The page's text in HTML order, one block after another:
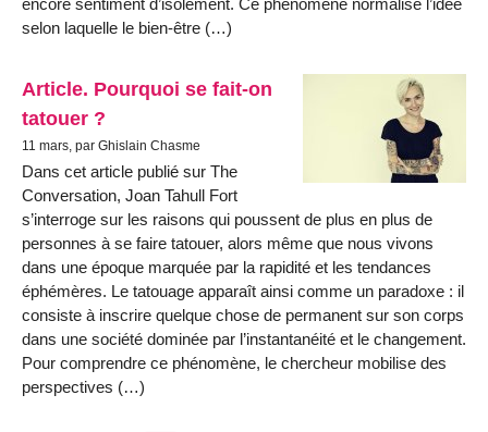
encore sentiment d’isolement. Ce phénomène normalise l’idée
selon laquelle le bien-être (…)
Article. Pourquoi se fait-on
tatouer ?
11 mars, par Ghislain Chasme
Dans cet article publié sur The
Conversation, Joan Tahull Fort
s’interroge sur les raisons qui poussent de plus en plus de
personnes à se faire tatouer, alors même que nous vivons
dans une époque marquée par la rapidité et les tendances
éphémères. Le tatouage apparaît ainsi comme un paradoxe : il
consiste à inscrire quelque chose de permanent sur son corps
dans une société dominée par l’instantanéité et le changement.
Pour comprendre ce phénomène, le chercheur mobilise des
perspectives (…)